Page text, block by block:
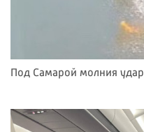
Под Самарой молния